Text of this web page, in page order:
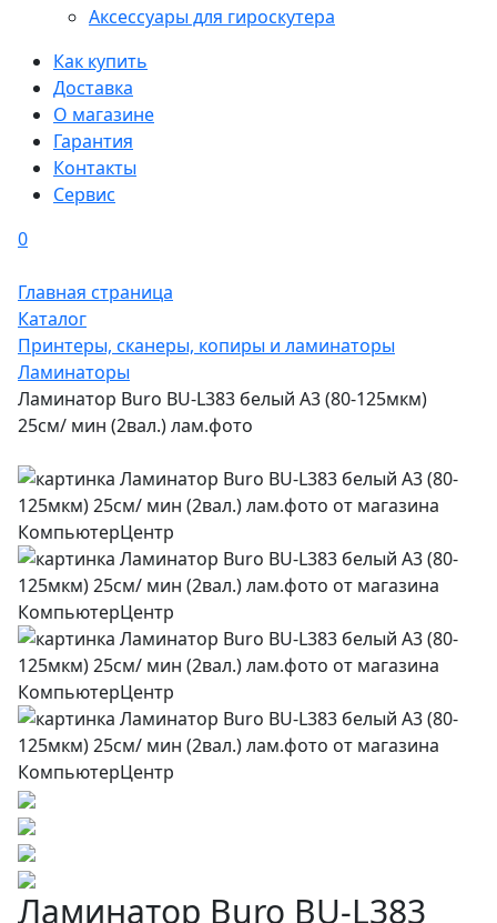
Аксессуары для гироскутера
Как купить
Доставка
О магазине
Гарантия
Контакты
Сервис
0
Главная страница
Каталог
Принтеры, сканеры, копиры и ламинаторы
Ламинаторы
Ламинатор Buro BU-L383 белый A3 (80-125мкм)
25см/ мин (2вал.) лам.фото
Ламинатор Buro BU-L383